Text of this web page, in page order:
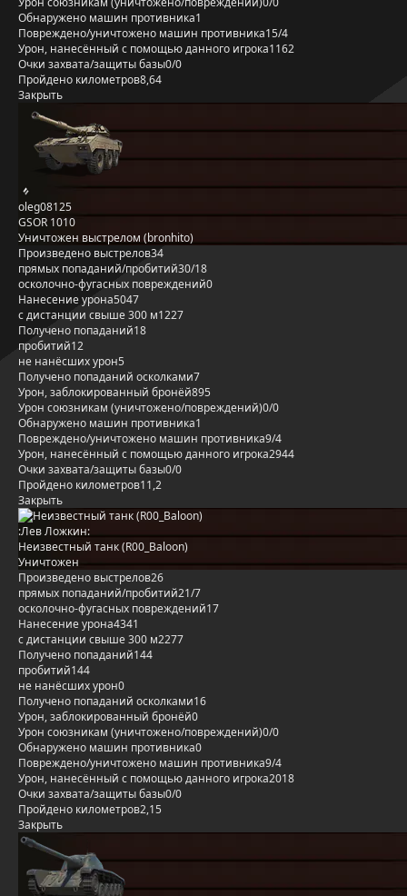
Обнаружено машин противника1
Повреждено/уничтожено машин противника15/4
Урон, нанесённый с помощью данного игрока1162
Очки захвата/защиты базы0/0
Пройдено километров8,64
Закрыть
oleg08125
GSOR 1010
Уничтожен выстрелом (bronhito)
Произведено выстрелов34
прямых попаданий/пробитий30/18
осколочно-фугасных повреждений0
Нанесение урона5047
с дистанции свыше 300 м1227
Получено попаданий18
пробитий12
не нанёсших урон5
Получено попаданий осколками7
Урон, заблокированный бронёй895
Урон союзникам (уничтожено/повреждений)0/0
Обнаружено машин противника1
Повреждено/уничтожено машин противника9/4
Урон, нанесённый с помощью данного игрока2944
Очки захвата/защиты базы0/0
Пройдено километров11,2
Закрыть
:Лев Ложкин:
Неизвестный танк (R00_Baloon)
Уничтожен
Произведено выстрелов26
прямых попаданий/пробитий21/7
осколочно-фугасных повреждений17
Нанесение урона4341
с дистанции свыше 300 м2277
Получено попаданий144
пробитий144
не нанёсших урон0
Получено попаданий осколками16
Урон, заблокированный бронёй0
Урон союзникам (уничтожено/повреждений)0/0
Обнаружено машин противника0
Повреждено/уничтожено машин противника9/4
Урон, нанесённый с помощью данного игрока2018
Очки захвата/защиты базы0/0
Пройдено километров2,15
Закрыть